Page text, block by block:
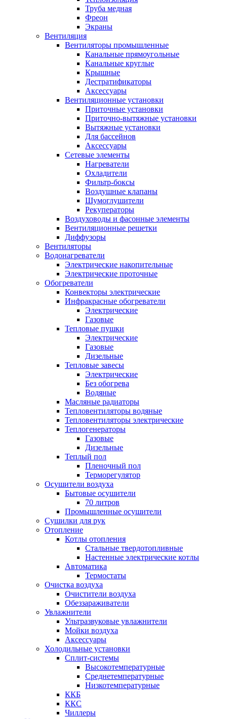
Труба медная
Фреон
Экраны
Вентиляция
Вентиляторы промышленные
Канальные прямоугольные
Канальные круглые
Крышные
Дестратификаторы
Аксессуары
Вентиляционные установки
Приточные установки
Приточно-вытяжные установки
Вытяжные установки
Для бассейнов
Аксессуары
Сетевые элементы
Нагреватели
Охладители
Фильтр-боксы
Воздушные клапаны
Шумоглушители
Рекуператоры
Воздуховоды и фасонные элементы
Вентиляционные решетки
Диффузоры
Вентиляторы
Водонагреватели
Электрические накопительные
Электрические проточные
Обогреватели
Конвекторы электрические
Инфракрасные обогреватели
Электрические
Газовые
Тепловые пушки
Электрические
Газовые
Дизельные
Тепловые завесы
Электрические
Без обогрева
Водяные
Масляные радиаторы
Тепловентиляторы водяные
Тепловентиляторы электрические
Теплогенераторы
Газовые
Дизельные
Теплый пол
Пленочный пол
Терморегулятор
Осушители воздуха
Бытовые осушители
70 литров
Промышленные осушители
Сушилки для рук
Отопление
Котлы отопления
Стальные твердотопливные
Настенные электрические котлы
Автоматика
Термостаты
Очистка воздуха
Очистители воздуха
Обеззараживатели
Увлажнители
Ультразвуковые увлажнители
Мойки воздуха
Аксессуары
Холодильные установки
Сплит-системы
Высокотемпературные
Среднетемпературные
Низкотемпературные
ККБ
ККС
Чиллеры